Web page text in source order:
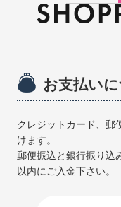
お支払い
クレジットカード、郵
けます。
郵便振込と銀行振り込
以内にご入金下さい。